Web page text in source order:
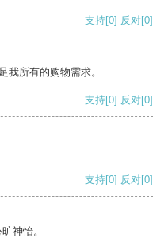
支持[0] 反对[0]
我所有的购物需求。
支持[0] 反对[0]
支持[0] 反对[0]
神怡。